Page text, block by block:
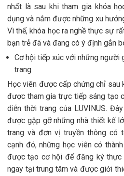
nhất là sau khi tham gia khóa
dụng và nắm được những xu
Vì thế, khóa học ra nghề thực sự
bạn trẻ đã và đang có ý định gắn
Cơ hội tiếp xúc với những người
trang
Học viên được cấp chứng chỉ sau
được tham gia trực tiếp sáng tạo
diễn thời trang của LUVINUS.
được gặp gỡ những nhà thiết kế
trang và đơn vị truyền thông có
cạnh đó, những học viên có
được tạo cơ hội để đăng ký
ngay tại trung tâm và được giới